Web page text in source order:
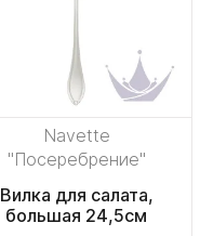
Navette
"Посеребрение"
Вилка для салата,
большая 24,5см